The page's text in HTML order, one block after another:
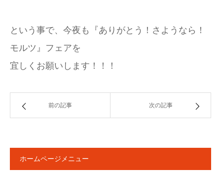
という事で、今夜も『ありがとう！さようなら！
モルツ』フェアを
宜しくお願いします！！！
前の記事 次の記事
ホームページメニュー